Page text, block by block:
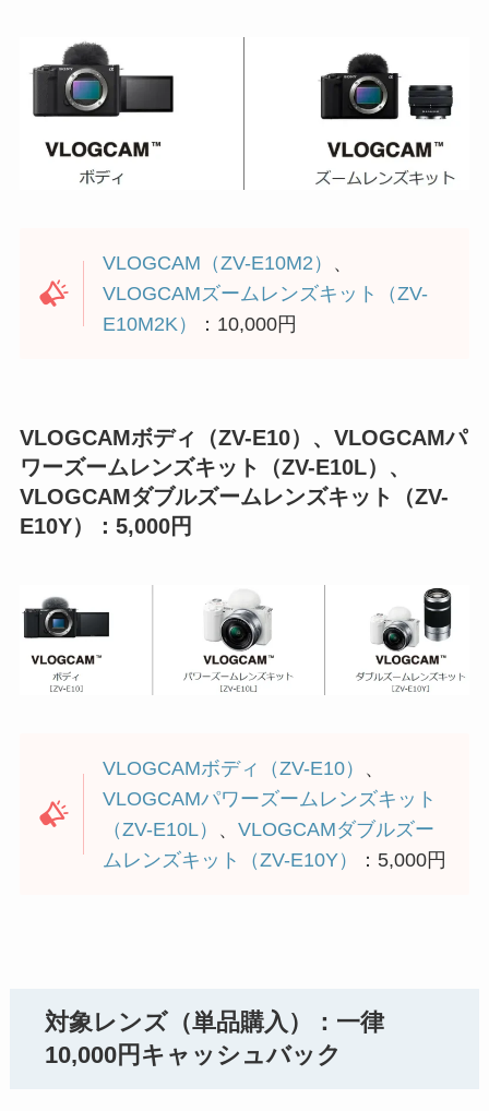
VLOGCAM（ZV-E10M2） 、
VLOGCAMズームレンズキット（ZV-
E10M2K）
：10,000円
VLOGCAMボディ（ZV-E10）、VLOGCAMパ
ワーズームレンズキット（ZV-E10L）、
VLOGCAMダブルズームレンズキット（ZV-
E10Y）：5,000円
VLOGCAMボディ（ZV-E10） 、
VLOGCAMパワーズームレンズキット
（ZV-E10L） 、VLOGCAMダブルズー
ムレンズキット（ZV-E10Y）
：5,000円
対象レンズ（単品購入）：一律
10,000円キャッシュバック